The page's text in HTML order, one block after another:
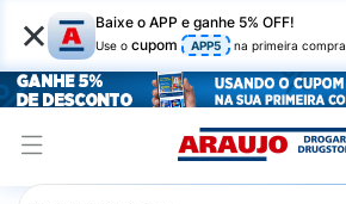
× Baixe o APP e ganhe 5% OFF!
Use o cupom APP5 na primeira compra